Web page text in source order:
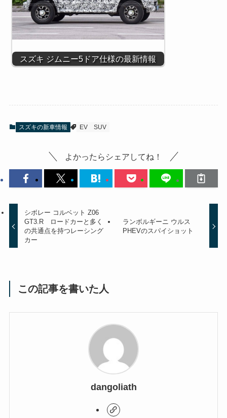
スズキ ジムニー5ドア仕様の最新情報
スズキの新車情報 EV SUV
よかったらシェアしてね！
シボレー コルベット Z06
GT3.R ロードカーと多く
の共通点を持つレーシング
カー
ランボルギーニ ウルス
PHEVのスパイショット
この記事を書いた人
dangoliath